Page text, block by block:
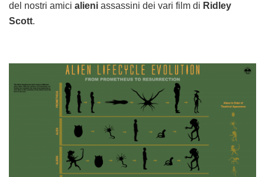
del nostri amici alieni assassini dei vari film di Ridley
Scott.